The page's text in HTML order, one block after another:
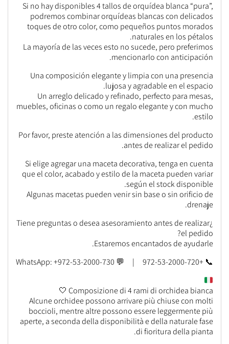
Si no hay disponibles 4 tallos de orquídea blanca “pura”,
podremos combinar orquídeas blancas con delicados
toques de otro color, como pequeños puntos morados
naturales en los pétalos.
La mayoría de las veces esto no sucede, pero preferimos
mencionarlo con anticipación.
Una composición elegante y limpia con una presencia
lujosa y agradable en el espacio.
Un arreglo delicado y refinado, perfecto para mesas,
muebles, oficinas o como un regalo elegante y con mucho
estilo.
Por favor, preste atención a las dimensiones del producto
antes de realizar el pedido.
Si elige agregar una maceta decorativa, tenga en cuenta
que el color, acabado y estilo de la maceta pueden variar
según el stock disponible.
Algunas macetas pueden venir sin base o sin orificio de
drenaje.
¿Tiene preguntas o desea asesoramiento antes de realizar
el pedido?
Estaremos encantados de ayudarle.
📞 +972-53-2000-720 | 💬 WhatsApp: +972-53-2000-730
Composizione di 4 rami di orchidea bianca 🤍
Alcune orchidee possono arrivare più chiuse con molti
boccioli, mentre altre possono essere leggermente più
aperte, a seconda della disponibilità e della naturale fase
di fioritura della pianta.